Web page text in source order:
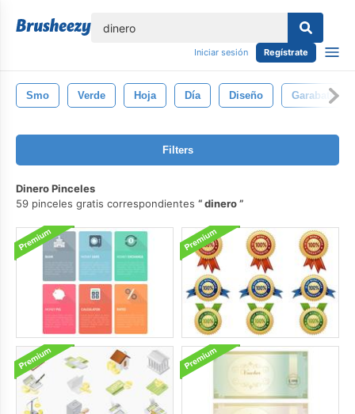
Iniciar sesión Regístrate
Smo Verde Hoja Día Diseño Garabatear
Filters
Dinero Pinceles
59 pinceles gratis correspondientes
dinero